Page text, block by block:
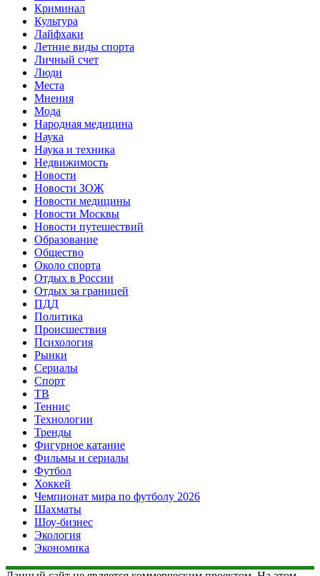
Криминал
Культура
Лайфхаки
Летние виды спорта
Личный счет
Люди
Места
Мнения
Мода
Народная медицина
Наука
Наука и техника
Недвижимость
Новости
Новости ЗОЖ
Новости медицины
Новости Москвы
Новости путешествий
Образование
Общество
Около спорта
Отдых в России
Отдых за границей
ПДД
Политика
Происшествия
Психология
Рынки
Сериалы
Спорт
ТВ
Теннис
Технологии
Тренды
Фигурное катание
Фильмы и сериалы
Футбол
Хоккей
Чемпионат мира по футболу 2026
Шахматы
Шоу-бизнес
Экология
Экономика